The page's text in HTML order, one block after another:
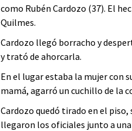
como Rubén Cardozo (37). El
Quilmes.
Cardozo llegó borracho y
y trató de ahorcarla.
En el lugar estaba la mujer con
mamá, agarró un cuchillo de la
Cardozo quedó tirado en el
llegaron los oficiales junto a